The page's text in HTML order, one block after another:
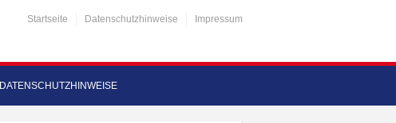
Startseite Datenschutzhinweise Impressum
DATENSCHUTZHINWEISE